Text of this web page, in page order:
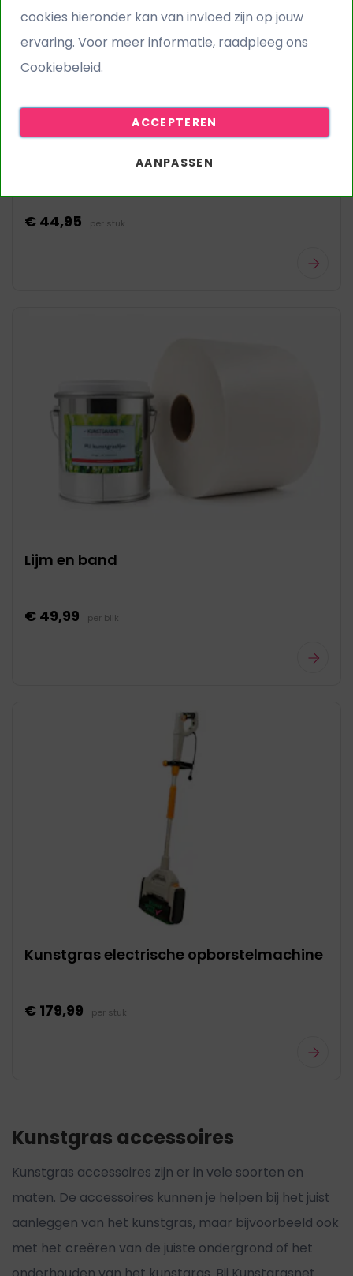
cookies hieronder kan van invloed zijn op jouw
ervaring. Voor meer informatie, raadpleeg ons
Cookiebeleid.
ACCEPTEREN
AANPASSEN
Kunstgras legset
€ 44,95 per stuk
Lijm en band
€ 49,99 per blik
Kunstgras electrische opborstelmachine
€ 179,99 per stuk
Kunstgras accessoires
Kunstgras accessoires zijn er in vele soorten en
maten. De accessoires kunnen je helpen bij het juist
aanleggen van het kunstgras, maar bijvoorbeeld ook
met het creëren van de juiste ondergrond of het